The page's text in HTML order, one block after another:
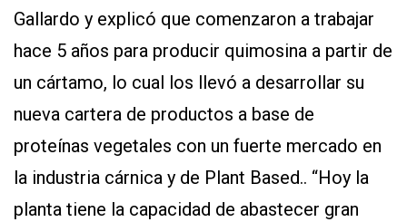
Gallardo y explicó que comenzaron a trabajar
hace 5 años para producir quimosina a partir de
un cártamo, lo cual los llevó a desarrollar su
nueva cartera de productos a base de
proteínas vegetales con un fuerte mercado en
la industria cárnica y de Plant Based.. “Hoy la
planta tiene la capacidad de abastecer gran